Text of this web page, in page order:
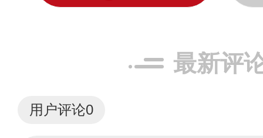
最新评
用户评论0